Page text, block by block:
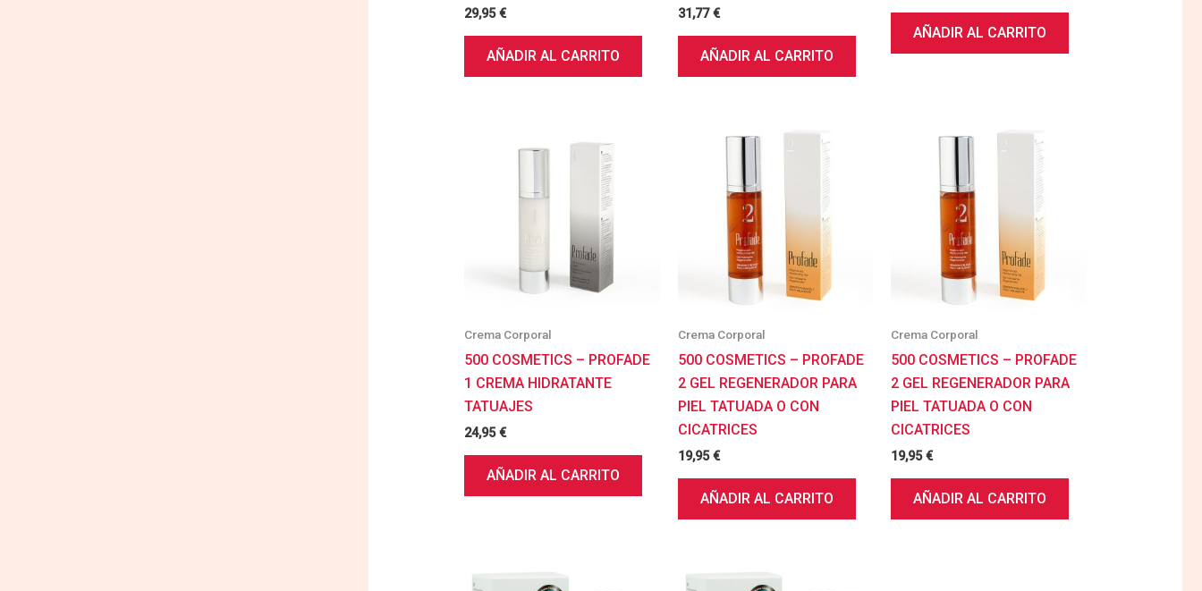
29,95€
AÑADIR AL CARRITO
31,77€
AÑADIR AL CARRITO
AÑADIR AL CARRITO
Crema Corporal
500 COSMETICS – PROFADE
1 CREMA HIDRATANTE
TATUAJES
24,95€
AÑADIR AL CARRITO
Crema Corporal
500 COSMETICS – PROFADE
2 GEL REGENERADOR PARA
PIEL TATUADA O CON
CICATRICES
19,95€
AÑADIR AL CARRITO
Crema Corporal
500 COSMETICS – PROFADE
2 GEL REGENERADOR PARA
PIEL TATUADA O CON
CICATRICES
19,95€
AÑADIR AL CARRITO